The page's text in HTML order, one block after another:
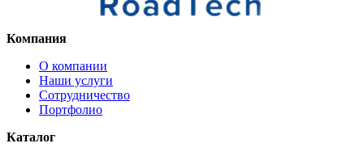
Компания
О компании
Наши услуги
Сотрудничество
Портфолио
Каталог